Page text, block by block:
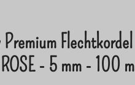
Flechtkordel
- 5 mm - 100 m